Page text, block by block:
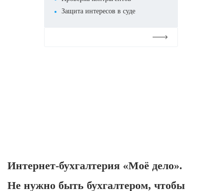
Защита интересов в суде
Интернет-бухгалтерия «Моё дело».
Не нужно быть бухгалтером, чтобы